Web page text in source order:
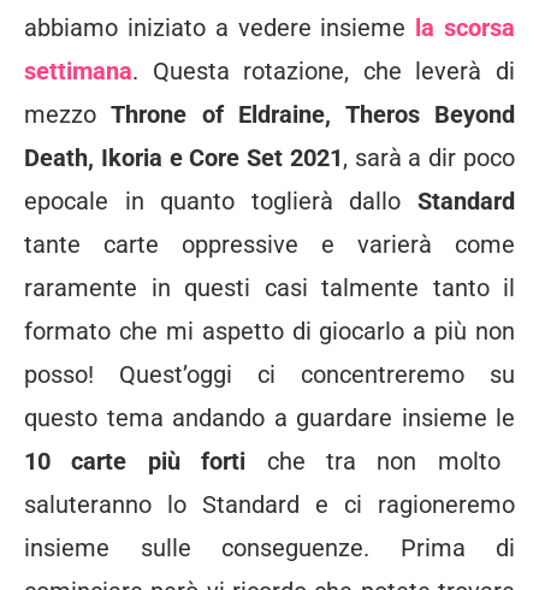
abbiamo iniziato a vedere insieme la scorsa
settimana. Questa rotazione, che leverà di
mezzoThrone of Eldraine, Theros Beyond
Death, Ikoria e Core Set 2021, sarà a dir poco
epocale in quanto toglierà dallo Standard
tante carte oppressive e varierà come
raramente in questi casi talmente tanto il
formato che mi aspetto di giocarlo a più non
posso! Quest’oggi ci concentreremo su
questo tema andando a guardare insieme le
10 carte più forti che tra non molto
saluteranno lo Standard e ci ragioneremo
insieme sulle conseguenze. Prima di